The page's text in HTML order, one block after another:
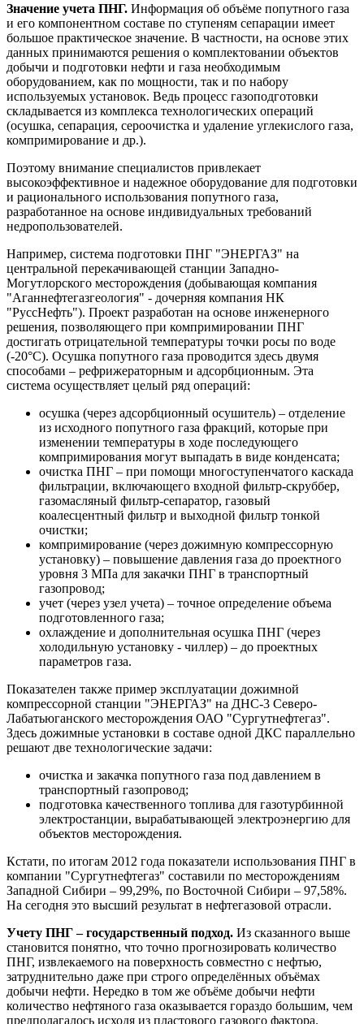
Значение учета ПНГ. Информация об объёме попутного газа
и его компонентном составе по ступеням сепарации имеет
большое практическое значение. В частности, на основе этих
данных принимаются решения о комплектовании объектов
добычи и подготовки нефти и газа необходимым
оборудованием, как по мощности, так и по набору
используемых установок. Ведь процесс газоподготовки
складывается из комплекса технологических операций
(осушка, сепарация, сероочистка и удаление углекислого газа,
компримирование и др.).
Поэтому внимание специалистов привлекает
высокоэффективное и надежное оборудование для подготовки
и рационального использования попутного газа,
разработанное на основе индивидуальных требований
недропользователей.
Например, система подготовки ПНГ "ЭНЕРГАЗ" на
центральной перекачивающей станции Западно-
Могутлорского месторождения (добывающая компания
"Аганнефтегазгеология" - дочерняя компания НК
"РуссНефть"). Проект разработан на основе инженерного
решения, позволяющего при компримировании ПНГ
достигать отрицательной температуры точки росы по воде
(-20°С). Осушка попутного газа проводится здесь двумя
способами – рефрижераторным и адсорбционным. Эта
система осуществляет целый ряд операций:
осушка (через адсорбционный осушитель) – отделение
из исходного попутного газа фракций, которые при
изменении температуры в ходе последующего
компримирования могут выпадать в виде конденсата;
очистка ПНГ – при помощи многоступенчатого каскада
фильтрации, включающего входной фильтр-скруббер,
газомасляный фильтр-сепаратор, газовый
коалесцентный фильтр и выходной фильтр тонкой
очистки;
компримирование (через дожимную компрессорную
установку) – повышение давления газа до проектного
уровня 3 МПа для закачки ПНГ в транспортный
газопровод;
учет (через узел учета) – точное определение объема
подготовленного газа;
охлаждение и дополнительная осушка ПНГ (через
холодильную установку - чиллер) – до проектных
параметров газа.
Показателен также пример эксплуатации дожимной
компрессорной станции "ЭНЕРГАЗ" на ДНС-3 Северо-
Лабатьюганского месторождения ОАО "Сургутнефтегаз".
Здесь дожимные установки в составе одной ДКС параллельно
решают две технологические задачи:
очистка и закачка попутного газа под давлением в
транспортный газопровод;
подготовка качественного топлива для газотурбинной
электростанции, вырабатывающей электроэнергию для
объектов месторождения.
Кстати, по итогам 2012 года показатели использования ПНГ в
компании "Сургутнефтегаз" составили по месторождениям
Западной Сибири – 99,29%, по Восточной Сибири – 97,58%.
На сегодня это высший результат в нефтегазовой отрасли.
Учету ПНГ – государственный подход. Из сказанного выше
становится понятно, что точно прогнозировать количество
ПНГ, извлекаемого на поверхность совместно с нефтью,
затруднительно даже при строго определённых объёмах
добычи нефти. Нередко в том же объёме добычи нефти
количество нефтяного газа оказывается гораздо большим, чем
предполагалось исходя из пластового газового фактора.